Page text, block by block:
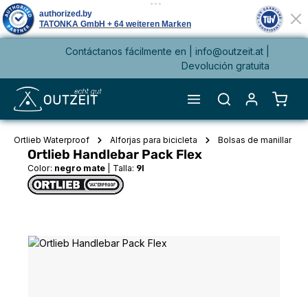
principalContáctanos fácilmente en | info@outzeit.at
Devolución gratuita
El
Ortlieb Waterproof Alforjas para bicicleta Bolsas de manillar
Ortlieb Handlebar Pack Flex
Color: negro mate Talla: 9l
Omitir galería de imágenes